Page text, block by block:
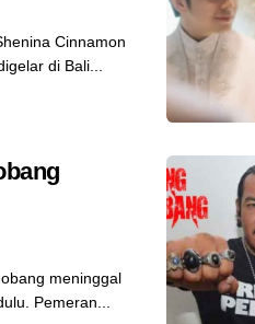
Cinnamon
di Bali...
meninggal
Pemeran...